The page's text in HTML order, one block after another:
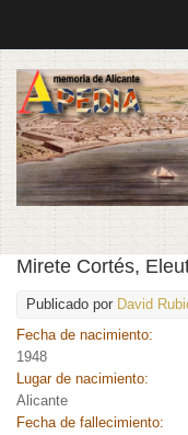
Mirete Cortés,
Publicado por David
Fecha de nacimiento:
1948
Lugar de nacimiento:
Alicante
Fecha de fallecimiento: